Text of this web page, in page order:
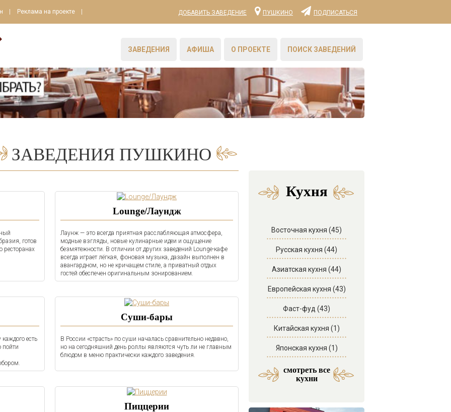
Реклама на проекте ДОБАВИТЬ ЗАВЕДЕНИЕ ПУШКИНО ПОДПИСАТЬСЯ
ЗАВЕДЕНИЯ АФИША О ПРОЕКТЕ ПОИСК ЗАВЕДЕНИЙ
ЗАВЕДЕНИЯ ПУШКИНО
готов
Lounge/Лаундж
Лаунж — это всегда приятная расслабляющая атмосфера,
модные взгляды, новые кулинарные идеи и ощущение
безмятежности. В отличии от других заведений Lounge-кафе
всегда играет лёгкая, фоновая музыка, дазайн выполнен в
авангардном, но не кричащем стиле, а приватный отдых
гостей обеспечен оригинальным зонированием.
есть
пойти
Суши-бары
В России «страсть» по суши началась сравнительно недавно,
но на сегодняшний день роллы являются чуть ли не главным
блюдом в меню практически каждого заведения.
Пиццерии
Кухня
Восточная кухня (45)
Русская кухня (44)
Азиатская кухня (44)
Европейская кухня (43)
Фаст-фуд (43)
Китайская кухня (1)
Японская кухня (1)
смотреть все
кухни